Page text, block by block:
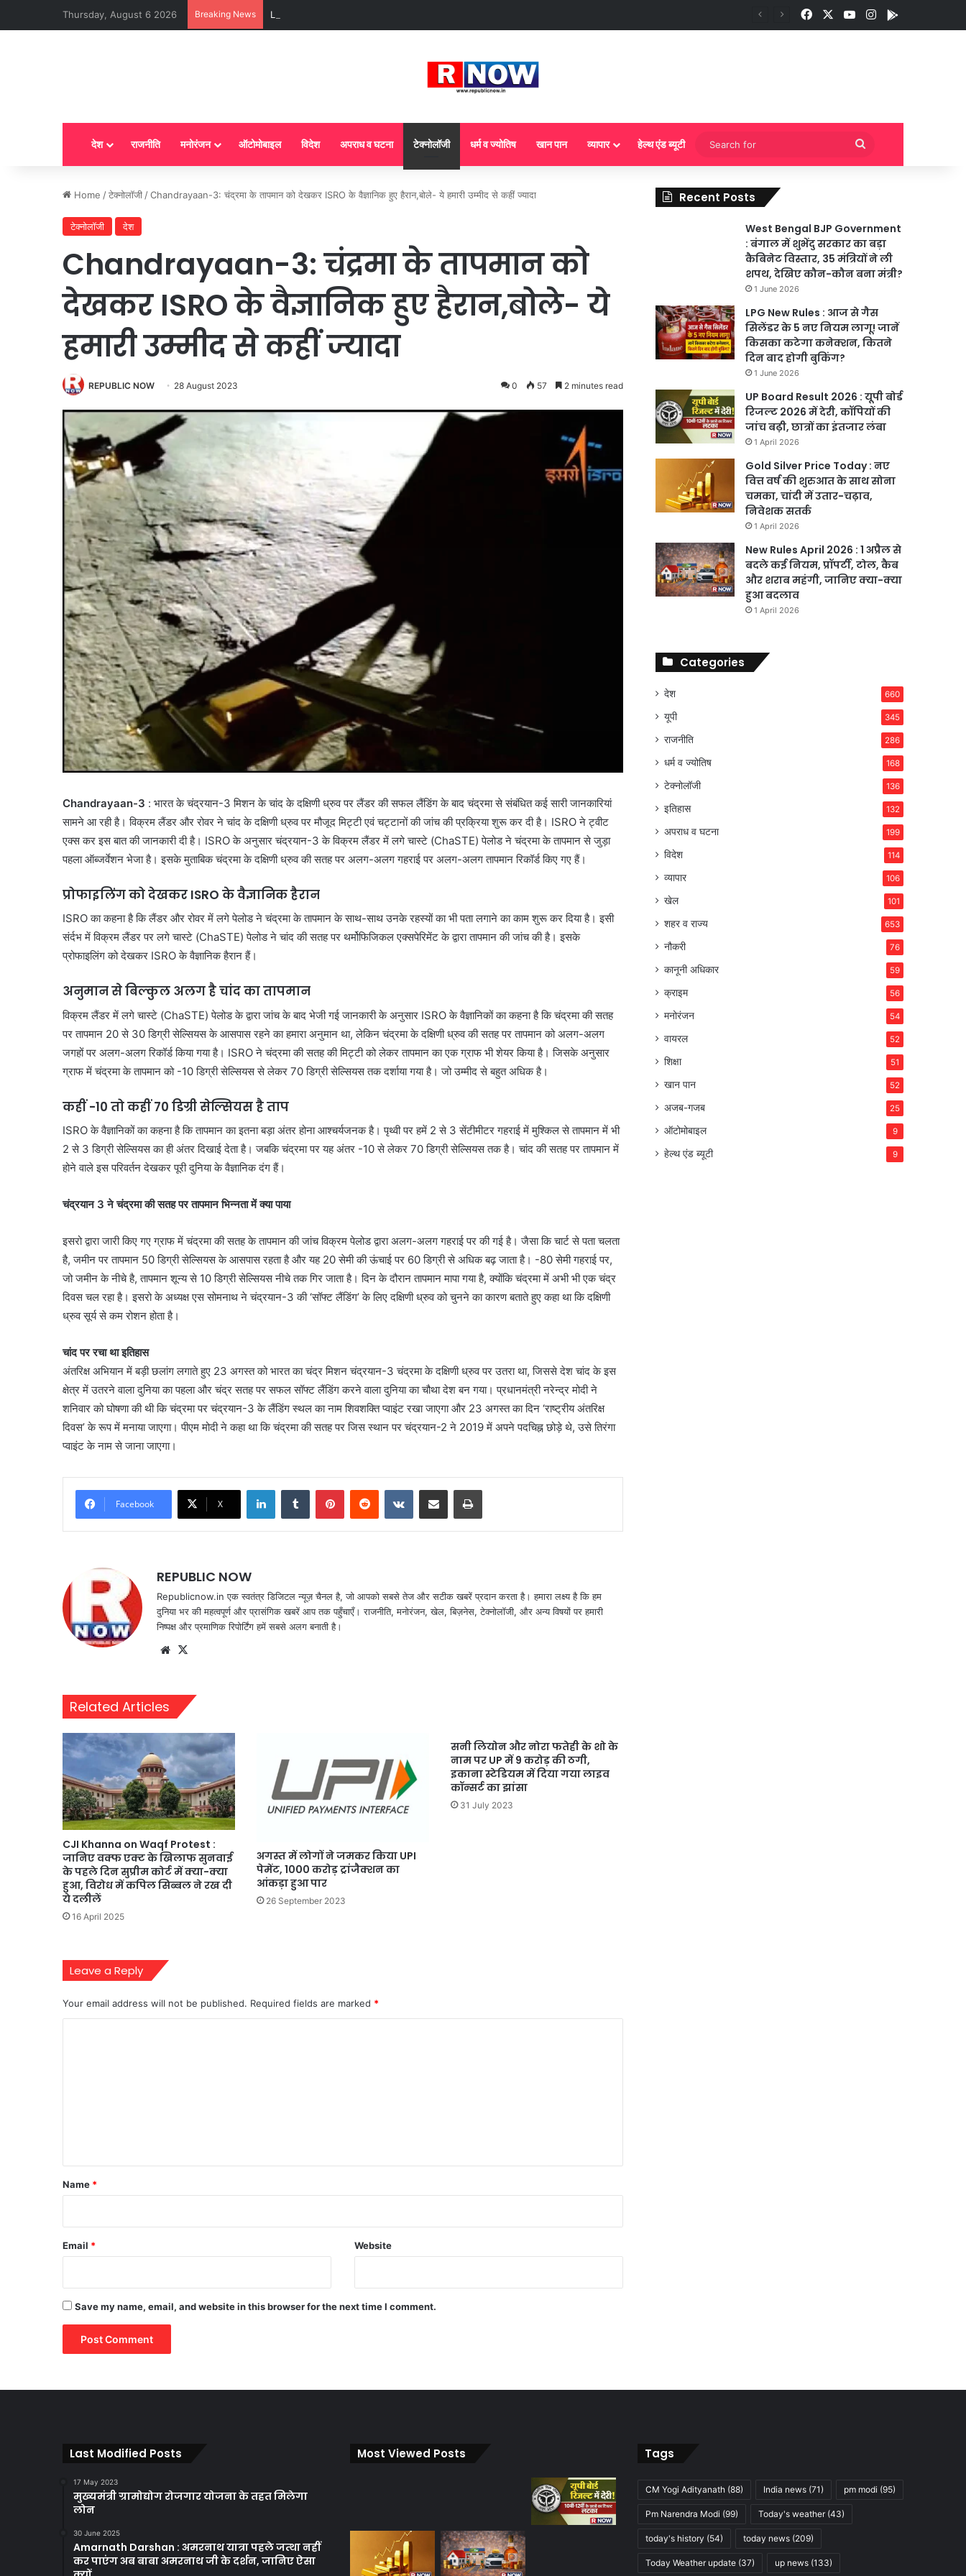
Thursday, August 6 2026 Breaking News LPG New Rules : आज से गैस सिलेंडर के 5 नए नियम लागू! जानें किसका कटेगा कनेक्शन, कितने दिन बाद होगी बुकिंग? FacebookYouTubeInstagram
देश राजनीति मनोरंजन ऑटोमोबाइल विदेश अपराध व घटना टेक्नोलॉजी धर्म व ज्योतिष खान पान व्यापार हेल्थ एंड ब्यूटी
Search
for
Home /टेक्नोलॉजी /Chandrayaan-3: चंद्रमा के तापमान को देखकर ISRO के वैज्ञानिक हुए हैरान,बोले- ये हमारी उम्मीद से कहीं ज्यादा
टेक्नोलॉजी देश
Chandrayaan-3: चंद्रमा के तापमान को
देखकर ISRO के वैज्ञानिक हुए हैरान,बोले- ये
हमारी उम्मीद से कहीं ज्यादा
REPUBLIC NOW 28 August 2023 0 57 2 minutes read
Chandrayaan-3 : भारत के चंद्रयान-3 मिशन के चांद के दक्षिणी ध्रुव पर लैंडर की सफल लैंडिंग के बाद चंद्रमा से संबंधित कई सारी जानकारियां
सामने आ रही है। विक्रम लैंडर और रोवर ने चांद के दक्षिणी ध्रुव पर मौजूद मिट्टी एवं चट्टानों की जांच की प्रक्रिया शुरू कर दी है। ISRO ने ट्वीट
एक्स कर इस बात की जानकारी दी है। ISRO के अनुसार चंद्रयान-3 के विक्रम लैंडर में लगे चास्टे (ChaSTE) पेलोड ने चंद्रमा के तापमान से जुड़ा
पहला ऑब्जर्वेशन भेजा है। इसके मुताबिक चंद्रमा के दक्षिणी ध्रुव की सतह पर अलग-अलग गहराई पर अलग-अलग तापमान रिकॉर्ड किए गए हैं।
प्रोफाइलिंग को देखकर ISRO के वैज्ञानिक हैरान
ISRO का कहना है कि लैंडर और रोवर में लगे पेलोड ने चंद्रमा के तापमान के साथ-साथ उनके रहस्यों का भी पता लगाने का काम शुरू कर दिया है। इसी
संर्दभ में विक्रम लैंडर पर लगे चास्टे (ChaSTE) पेलोड ने चांद की सतह पर थर्मोफिजिकल एक्सपेरिमेंट के द्वारा तापमान की जांच की है। इसके
प्रोफाइलिंग को देखकर ISRO के वैज्ञानिक हैरान हैं।
अनुमान से बिल्कुल अलग है चांद का तापमान
विक्रम लैंडर में लगे चास्टे (ChaSTE) पेलोड के द्वारा जांच के बाद भेजी गई जानकारी के अनुसार ISRO के वैज्ञानिकों का कहना है कि चंद्रमा की सतह
पर तापमान 20 से 30 डिग्री सेल्सियस के आसपास रहने का हमारा अनुमान था, लेकिन चंद्रमा के दक्षिणी ध्रुव की सतह पर तापमान को अलग-अलग
जगहों पर अलग-अलग रिकॉर्ड किया गया है। ISRO ने चंद्रमा की सतह की मिट्टी को लेकर तापमान का एक ग्राफ भी शेयर किया है। जिसके अनुसार
ग्राफ में चंद्रमा के तापमान को -10 डिग्री सेल्सियस से लेकर 70 डिग्री सेल्सियस तक दर्शाया गया है। जो उम्मीद से बहुत अधिक है।
कहीं -10 तो कहीं70 डिग्री सेल्सियसहै ताप
ISRO के वैज्ञानिकों का कहना है कि तापमान का इतना बड़ा अंतर होना आश्चर्यजनक है। पृथ्वी पर हमें 2 से 3 सेंटीमीटर गहराई में मुश्किल से तापमान में भी
2 से 3 डिग्री सेल्सियस का ही अंतर दिखाई देता है। जबकि चंद्रमा पर यह अंतर -10 से लेकर 70 डिग्री सेल्सियस तक है। चांद की सतह पर तापमान में
होने वाले इस परिवर्तन देखकर पूरी दुनिया के वैज्ञानिक दंग हैं।
चंद्रयान 3 ने चंद्रमा की सतह पर तापमान भिन्नता में क्या पाया
इसरो द्वारा जारी किए गए ग्राफ में चंद्रमा की सतह के तापमान की जांच विक्रम पेलोड द्वारा अलग-अलग गहराई पर की गई है। जैसा कि चार्ट से पता चलता
है, जमीन पर तापमान 50 डिग्री सेल्सियस के आसपास रहता है और यह 20 सेमी की ऊंचाई पर 60 डिग्री से अधिक बढ़ जाता है। -80 सेमी गहराई पर,
जो जमीन के नीचे है, तापमान शून्य से 10 डिग्री सेल्सियस नीचे तक गिर जाता है। दिन के दौरान तापमान मापा गया है, क्योंकि चंद्रमा में अभी भी एक चंद्र
दिवस चल रहा है। इसरो के अध्यक्ष एस सोमनाथ ने चंद्रयान-3 की ‘सॉफ्ट लैंडिंग’ के लिए दक्षिणी ध्रुव को चुनने का कारण बताते हुए कहा था कि दक्षिणी
ध्रुव सूर्य से कम रोशन होता है।
चांद पर रचा था इतिहास
अंतरिक्ष अभियान में बड़ी छलांग लगाते हुए 23 अगस्त को भारत का चंद्र मिशन चंद्रयान-3 चंद्रमा के दक्षिणी ध्रुव पर उतरा था, जिससे देश चांद के इस
क्षेत्र में उतरने वाला दुनिया का पहला और चंद्र सतह पर सफल सॉफ्ट लैंडिंग करने वाला दुनिया का चौथा देश बन गया। प्रधानमंत्री नरेन्द्र मोदी ने
शनिवार को घोषणा की थी कि चंद्रमा पर चंद्रयान-3 के लैंडिंग स्थल का नाम शिवशक्ति प्वाइंट रखा जाएगा और 23 अगस्त का दिन ‘राष्ट्रीय अंतरिक्ष
दिवस’ के रूप में मनाया जाएगा। पीएम मोदी ने कहा था कि चंद्रमा की सतह पर जिस स्थान पर चंद्रयान-2 ने 2019 में अपने पदचिह्न छोड़े थे, उसे तिरंगा
प्वाइंट के नाम से जाना जाएगा।
Facebook X
LinkedInTumblr PinterestReddit VKontakteShare via Email Print
REPUBLIC NOW
Republicnow.in एक स्वतंत्र डिजिटल न्यूज़ चैनल है, जो आपको सबसे तेज और सटीक खबरें प्रदान करता है। हमारा लक्ष्य है कि हम
दुनिया भर की महत्वपूर्ण और प्रासंगिक खबरें आप तक पहुँचाएँ। राजनीति, मनोरंजन, खेल, बिज़नेस, टेक्नोलॉजी, और अन्य विषयों पर हमारी
निष्पक्ष और प्रमाणिक रिपोर्टिंग हमें सबसे अलग बनाती है।
Website
Related Articles
CJI Khanna on Waqf Protest :
जानिए वक्फ एक्ट के खिलाफ सुनवाई
के पहले दिन सुप्रीम कोर्ट में क्या-क्या
हुआ, विरोध में कपिल सिब्बल ने रख दी
ये दलीलें
16 April 2025
अगस्त में लोगों ने जमकर किया UPI
पेमेंट, 1000 करोड़ ट्रांजैक्शन का
आंकड़ा हुआ पार
26 September 2023
सनी लियोन और नोरा फतेही के शो के
नाम पर UP में 9 करोड़ की ठगी,
इकाना स्टेडियम में दिया गया लाइव
कॉन्सर्ट का झांसा
31 July 2023
Leave a Reply
Your email address will not be published. Required fields are marked *
*
Name *
Email * Website
Save my name, email, and website in this browser for the next time I comment.
Recent Posts
West Bengal BJP Government
: बंगाल में शुभेंदु सरकार का बड़ा
कैबिनेट विस्तार, 35 मंत्रियों ने ली
शपथ, देखिए कौन-कौन बना मंत्री?
1 June 2026
LPG New Rules : आज से गैस
सिलेंडर के 5 नए नियम लागू! जानें
किसका कटेगा कनेक्शन, कितने
दिन बाद होगी बुकिंग?
1 June 2026
UP Board Result 2026 : यूपी बोर्ड
रिजल्ट 2026 में देरी, कॉपियों की
जांच बढ़ी, छात्रों का इंतजार लंबा
1 April 2026
Gold Silver Price Today : नए
वित्त वर्ष की शुरुआत के साथ सोना
चमका, चांदी में उतार-चढ़ाव,
निवेशक सतर्क
1 April 2026
New Rules April 2026 : 1 अप्रैल से
बदले कई नियम, प्रॉपर्टी, टोल, कैब
और शराब महंगी, जानिए क्या-क्या
हुआ बदलाव
1 April 2026
Categories
देश 660
यूपी 345
राजनीति 286
धर्म व ज्योतिष 168
टेक्नोलॉजी 136
इतिहास 132
अपराध व घटना 199
विदेश 114
व्यापार 106
खेल 101
शहर व राज्य 653
नौकरी 76
कानूनी अधिकार 59
क्राइम 56
मनोरंजन 54
वायरल 52
शिक्षा 51
खान पान 52
अजब-गजब 25
ऑटोमोबाइल 9
हेल्थ एंड ब्यूटी 9
Last Modified Posts
17 May 2023
मुख्यमंत्री ग्रामोद्योग रोजगार योजना के तहत मिलेगा
लोन
30 June 2025
Amarnath Darshan : अमरनाथ यात्रा पहले जत्था नहीं
कर पाएंग अब बाबा अमरनाथ जी के दर्शन, जानिए ऐसा
Most Viewed Posts Tags
CM Yogi Adityanath(88) India news(71) pm modi (95)
Pm Narendra Modi (99) Today's weather(43)
today's history (54) today news(209)
Today Weather update(37) up news(133)